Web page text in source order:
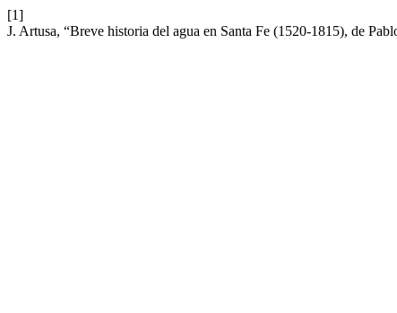
[1]
J. Artusa, “Breve historia del agua en Santa Fe (1520-1815), de